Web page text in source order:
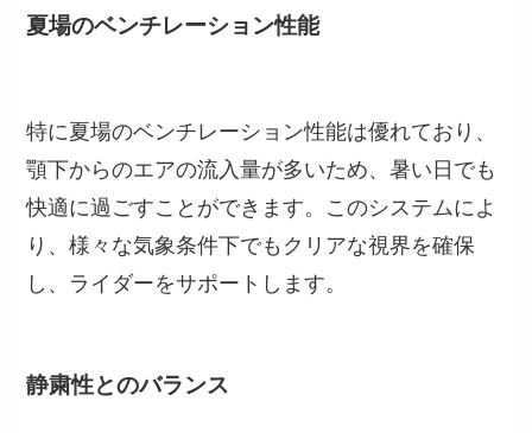
夏場のベンチレーション性能
特に夏場のベンチレーション性能は優れており、
顎下からのエアの流入量が多いため、暑い日でも
快適に過ごすことができます。このシステムによ
り、様々な気象条件下でもクリアな視界を確保
し、ライダーをサポートします。
静粛性とのバランス